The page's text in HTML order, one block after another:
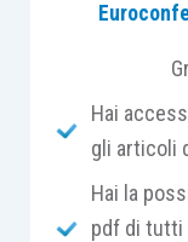
per
in
Hai
gli articoli
Hai la
pdf di tutti